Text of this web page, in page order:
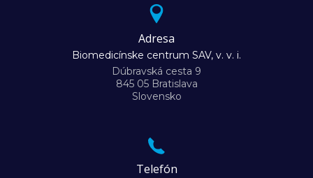
Adresa
Biomedicínske centrum SAV, v. v. i.
Dúbravská cesta 9
845 05 Bratislava
Slovensko
Telefón